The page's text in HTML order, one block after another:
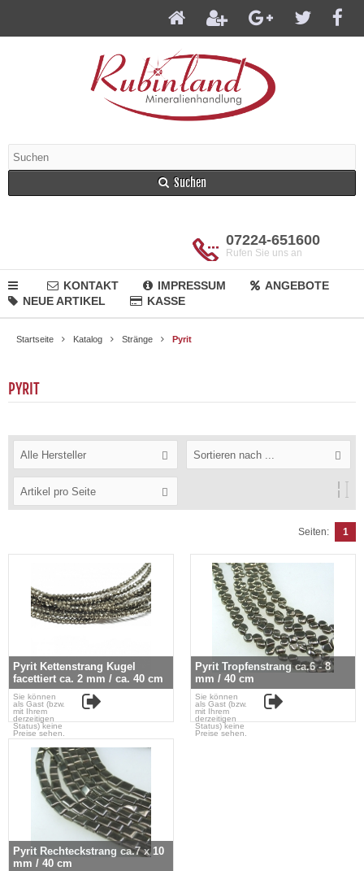
Suchen
07224-651600
Rufen Sie uns an
KONTAKT IMPRESSUM
ANGEBOTE
NEUE ARTIKEL
KASSE
Startseite Katalog Stränge Pyrit
PYRIT
Alle Hersteller Sortieren nach ...
Artikel pro Seite
Seiten: 1
Pyrit Kettenstrang Kugel
facettiert ca. 2 mm / ca. 40 cm
Sie können
als Gast (bzw.
mit Ihrem
derzeitigen
Status) keine
Preise sehen.
Pyrit Tropfenstrang ca.6 - 8
mm / 40 cm
Sie können
als Gast (bzw.
mit Ihrem
derzeitigen
Status) keine
Preise sehen.
Pyrit Rechteckstrang ca.7 x 10
mm / 40 cm